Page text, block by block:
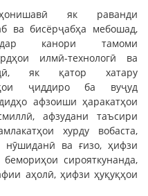
як раванди
ва бисёрҷабҳа мебошад,
канори тамоми
илмӣ-технологӣ ва
як қатор хатару
ҷиддиро ба вуҷуд
афзоиши ҳаракатҳои
афзудани таъсири
хурду вобаста,
ва ғизо, ҳифзи
сирояткунанда,
аҳолӣ, ҳифзи ҳуқуқҳои